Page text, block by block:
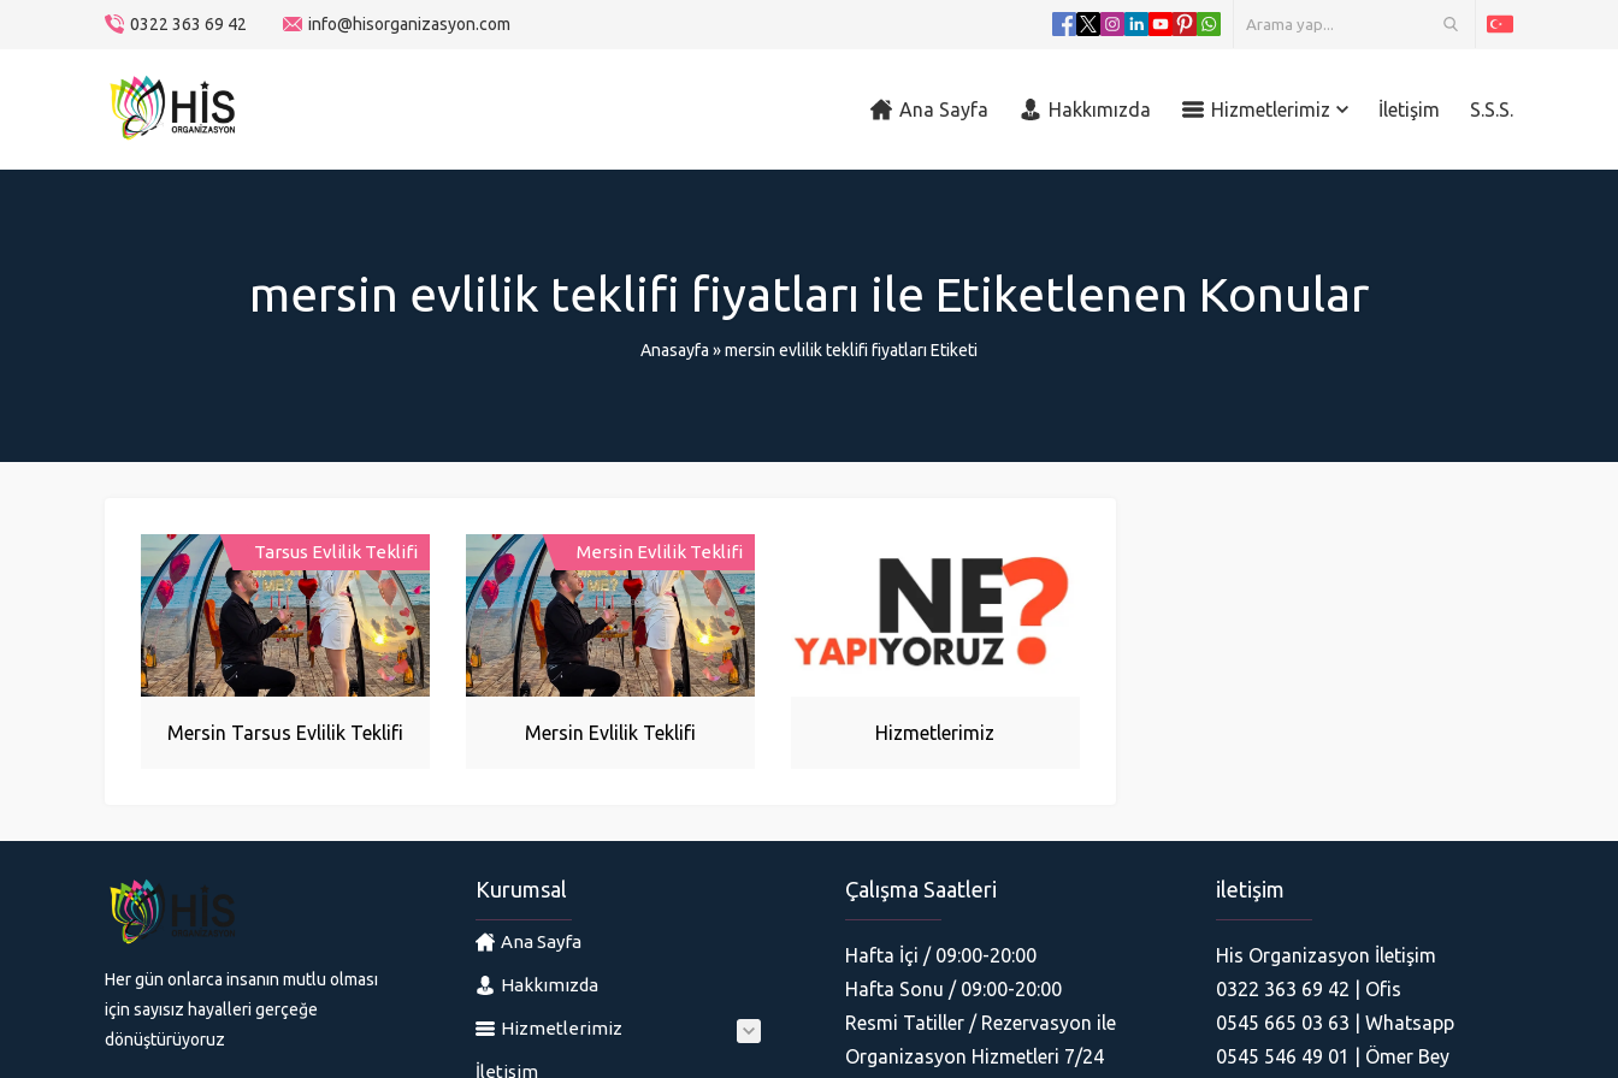
0322 363 69 42 info@hisorganizasyon.com
Ana Sayfa Hakkımızda Hizmetlerimiz İletişim S.S.S.
mersin evlilik teklifi fiyatları ile Etiketlenen Konular
Anasayfa »mersin evlilik teklifi fiyatları Etiketi
Tarsus Evlilik Teklifi
Mersin Tarsus Evlilik Teklifi
Mersin Evlilik Teklifi
Mersin Evlilik Teklifi Hizmetlerimiz
Her gün onlarca insanın mutlu olması
için sayısız hayalleri gerçeğe
dönüştürüyoruz
Kurumsal
Ana Sayfa
Hakkımızda
Hizmetlerimiz
İletişim
Çalışma Saatleri
Hafta İçi / 09:00-20:00
Hafta Sonu / 09:00-20:00
Resmi Tatiller / Rezervasyon ile
Organizasyon Hizmetleri 7/24
iletişim
His Organizasyon İletişim
0322 363 69 42 | Ofis
0545 665 03 63 | Whatsapp
0545 546 49 01 | Ömer Bey